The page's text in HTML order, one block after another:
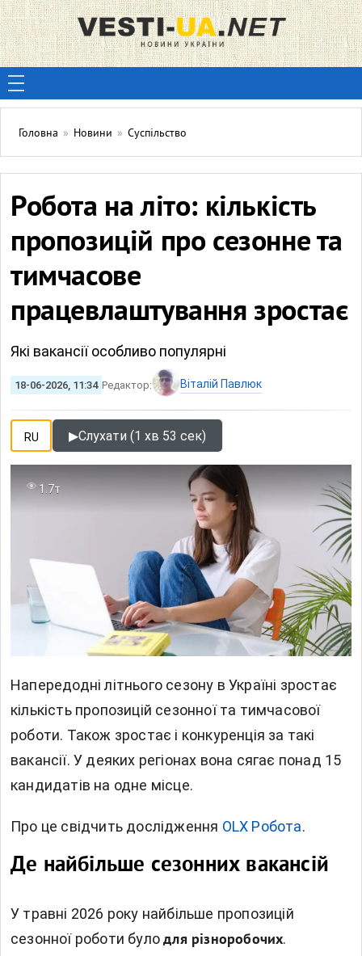
Головна » Новини » Суспільство
Робота на літо: кількість
пропозицій про сезонне та
тимчасове
працевлаштування зростає
Які вакансії особливо популярні
18-06-2026, 11:34 Редактор: Віталій Павлюк
RU ▶Слухати (1 хв 53 сек)
1.7т
Напередодні літнього сезону в Україні зростає
кількість пропозицій сезонної та тимчасової
роботи. Також зростає і конкуренція за такі
вакансії. У деяких регіонах вона сягає понад 15
кандидатів на одне місце.
Про це свідчить дослідження OLX Робота.
Де найбільше сезонних вакансій
У травні 2026 року найбільше пропозицій
сезонної роботи було для різноробочих.